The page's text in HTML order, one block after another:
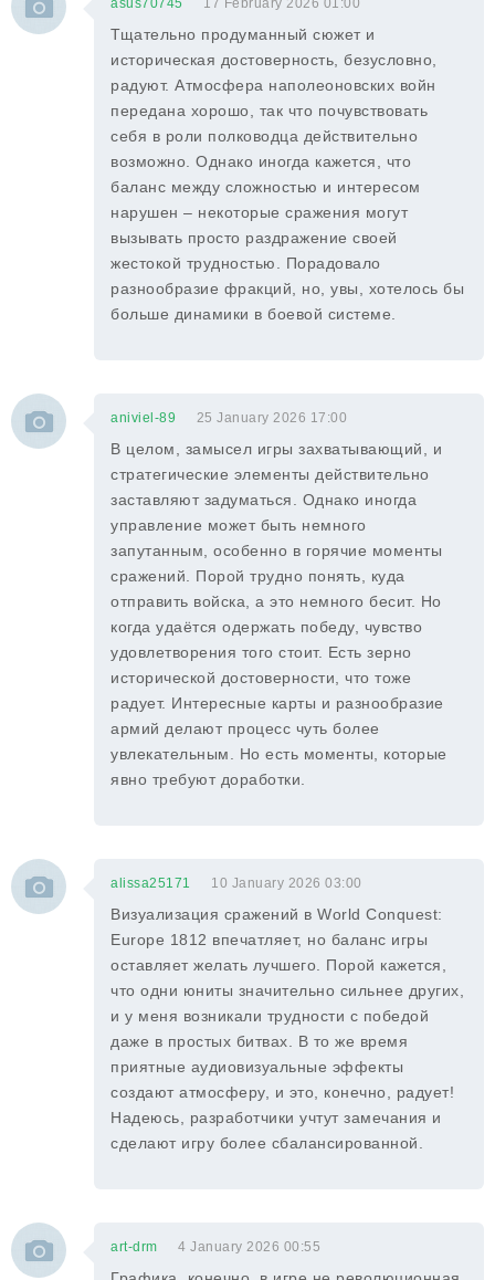
asus70745 17 February 2026 01:00
Тщательно продуманный сюжет и
историческая достоверность, безусловно,
радуют. Атмосфера наполеоновских войн
передана хорошо, так что почувствовать
себя в роли полководца действительно
возможно. Однако иногда кажется, что
баланс между сложностью и интересом
нарушен – некоторые сражения могут
вызывать просто раздражение своей
жестокой трудностью. Порадовало
разнообразие фракций, но, увы, хотелось бы
больше динамики в боевой системе.
aniviel-89 25 January 2026 17:00
В целом, замысел игры захватывающий, и
стратегические элементы действительно
заставляют задуматься. Однако иногда
управление может быть немного
запутанным, особенно в горячие моменты
сражений. Порой трудно понять, куда
отправить войска, а это немного бесит. Но
когда удаётся одержать победу, чувство
удовлетворения того стоит. Есть зерно
исторической достоверности, что тоже
радует. Интересные карты и разнообразие
армий делают процесс чуть более
увлекательным. Но есть моменты, которые
явно требуют доработки.
alissa25171 10 January 2026 03:00
Визуализация сражений в World Conquest:
Europe 1812 впечатляет, но баланс игры
оставляет желать лучшего. Порой кажется,
что одни юниты значительно сильнее других,
и у меня возникали трудности с победой
даже в простых битвах. В то же время
приятные аудиовизуальные эффекты
создают атмосферу, и это, конечно, радует!
Надеюсь, разработчики учтут замечания и
сделают игру более сбалансированной.
art-drm 4 January 2026 00:55